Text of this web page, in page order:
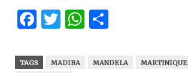
Facebook
Twitter
WhatsApp
TAGS MADIBA MANDELA
MARTINIQUE